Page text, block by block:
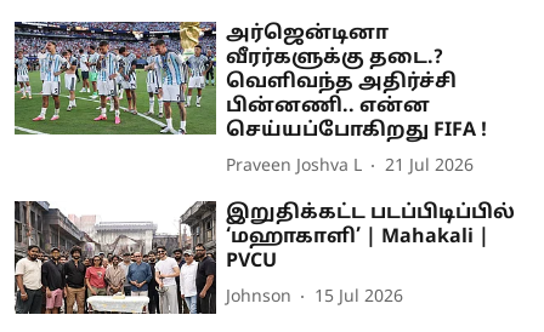
அர்ஜென்டினா
வீரர்களுக்கு தடை.?
வெளிவந்த அதிர்ச்சி
பின்னணி.. என்ன
செய்யப்போகிறது FIFA !
Praveen Joshva L 21 Jul 2026
இறுதிக்கட்ட படப்பிடிப்பில்
‘மஹாகாளி’ | Mahakali |
PVCU
Johnson 15 Jul 2026